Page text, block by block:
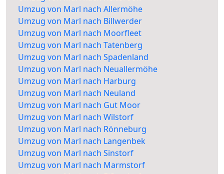
Umzug von Marl nach Allermöhe
Umzug von Marl nach Billwerder
Umzug von Marl nach Moorfleet
Umzug von Marl nach Tatenberg
Umzug von Marl nach Spadenland
Umzug von Marl nach Neuallermöhe
Umzug von Marl nach Harburg
Umzug von Marl nach Neuland
Umzug von Marl nach Gut Moor
Umzug von Marl nach Wilstorf
Umzug von Marl nach Rönneburg
Umzug von Marl nach Langenbek
Umzug von Marl nach Sinstorf
Umzug von Marl nach Marmstorf